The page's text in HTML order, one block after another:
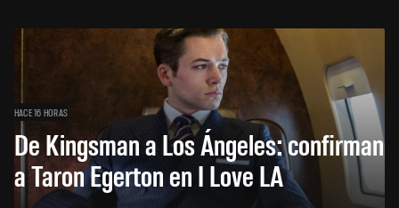
HACE 16 HORAS
De Kingsman a Los Ángeles: confirman
a Taron Egerton en I Love LA